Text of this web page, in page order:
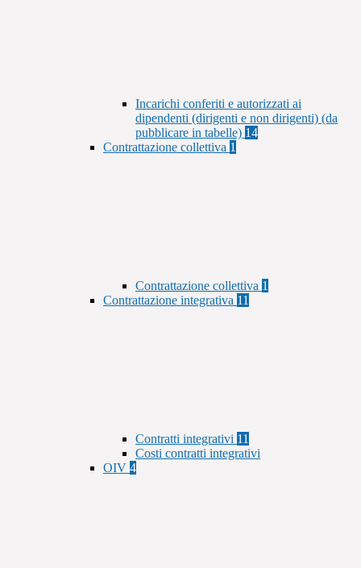
Incarichi conferiti e autorizzati ai
dipendenti (dirigenti e non dirigenti) (da
pubblicare in tabelle) 14
Contrattazione collettiva 1
Contrattazione collettiva 1
Contrattazione integrativa 11
Contratti integrativi 11
Costi contratti integrativi
OIV 4